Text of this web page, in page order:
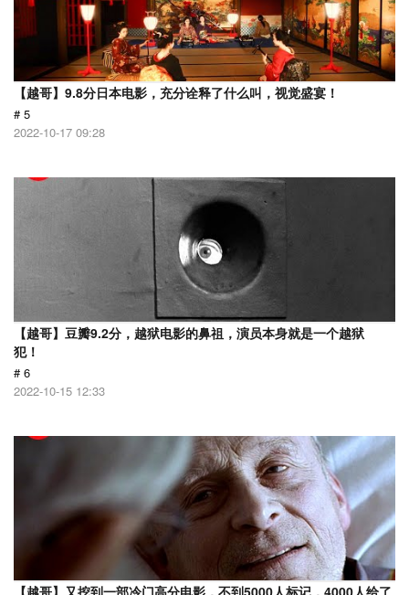
【越哥】9.8分日本电影，充分诠释了什么叫，视觉盛宴！
# 5
2022-10-17 09:28
【越哥】豆瓣9.2分，越狱电影的鼻祖，演员本身就是一个越狱
犯！
# 6
2022-10-15 12:33
【越哥】又挖到一部冷门高分电影，不到5000人标记，4000人给了